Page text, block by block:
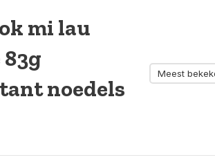
mi lau
noedels